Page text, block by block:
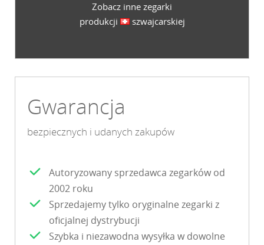
Zobacz inne zegarki
produkcji
szwajcarskiej
Gwarancja
bezpiecznych i udanych zakupów
Autoryzowany sprzedawca zegarków od
2002 roku
Sprzedajemy tylko oryginalne zegarki z
oficjalnej dystrybucji
Szybka i niezawodna wysyłka w dowolne